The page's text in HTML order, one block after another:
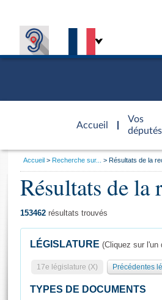
Accueil
d'accueil
Vos
députés
Présidence
Séance publique
Général
Rôle et pouvoirs de
Visiter l'Assemblée
Vous
Accueil Recherche sur... Résultats de la
Résultats de la
153462 résultats trouvés
LÉGISLATURE (Cliquez sur l'un
17e législature (X) Précédentes
TYPES DE DOCUMENTS